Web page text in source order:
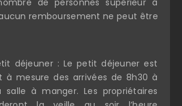
de personnes supérieur à
remboursement ne peut être
déjeuner : Le petit déjeuner est
à mesure des arrivées de 8h30 à
salle à manger. Les propriétaires